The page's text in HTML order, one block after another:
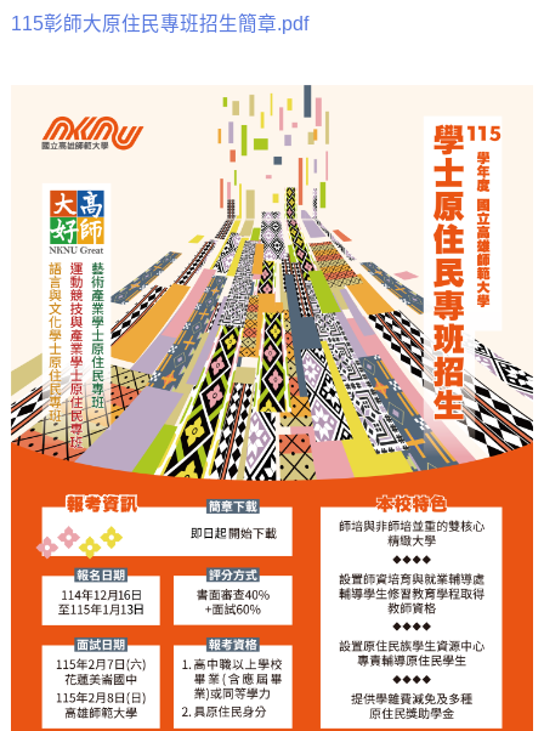
115彰師大原住民專班招生簡章.pdf